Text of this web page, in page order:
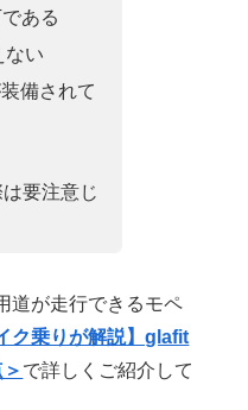
ある
ない
備されて
要注意じ
道が走行できるモペ
ク乗りが解説】glafit
で詳しくご紹介して